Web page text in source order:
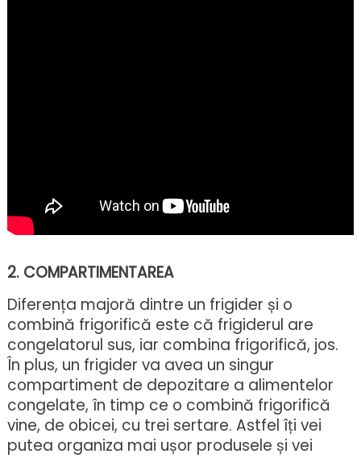
2. COMPARTIMENTAREA
Diferența majoră dintre un frigider și o
combină frigorifică este că frigiderul are
congelatorul sus, iar combina frigorifică, jos.
În plus, un frigider va avea un singur
compartiment de depozitare a alimentelor
congelate, în timp ce o combină frigorifică
vine, de obicei, cu trei sertare. Astfel îți vei
putea organiza mai ușor produsele și vei